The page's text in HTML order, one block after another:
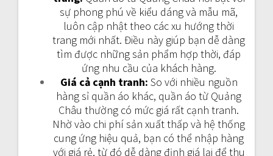
sự phong phú về kiểu dáng và mẫu mã,
luôn cập nhật theo các xu hướng thời
trang mới nhất. Điều này giúp bạn dễ dàng
tìm được những sản phẩm hợp thời, đáp
ứng nhu cầu của khách hàng.
Giá cả cạnh tranh: So với nhiều nguồn
hàng sỉ quần áo khác, quần áo từ Quảng
Châu thường có mức giá rất cạnh tranh.
Nhờ vào chi phí sản xuất thấp và hệ thống
cung ứng hiệu quả, bạn có thể nhập hàng
với giá rẻ, từ đó dễ dàng định giá lại để thu